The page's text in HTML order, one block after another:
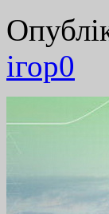
ігор0